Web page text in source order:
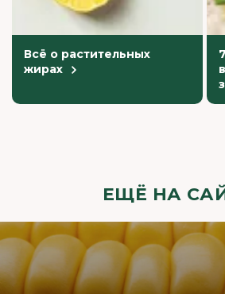
Всё о растительных
жирах
ЕЩЁ НА